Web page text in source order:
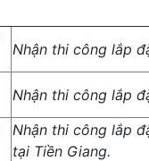
Nhận thi công lắp
Nhận thi công lắp
Nhận thi công lắp
tại Tiền Giang.